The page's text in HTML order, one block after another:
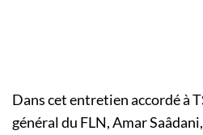
Dans cet entretien accordé à
général du FLN, Amar